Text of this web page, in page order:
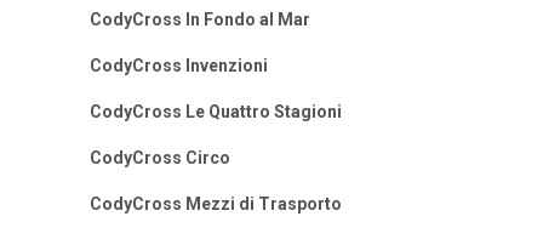
CodyCross In Fondo al Mar
CodyCross Invenzioni
CodyCross Le Quattro Stagioni
CodyCross Circo
CodyCross Mezzi di Trasporto